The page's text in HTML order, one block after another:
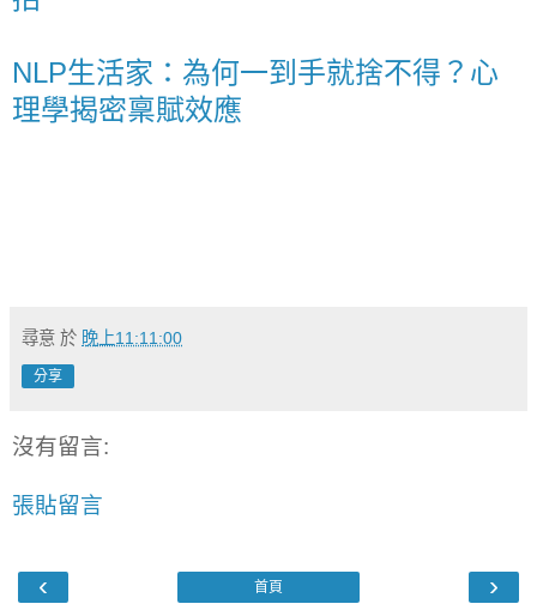
NLP生活家：為何一到手就捨不得？心
理學揭密稟賦效應
尋意 於 晚上11:11:00
分享
沒有留言:
張貼留言
‹ ›
首頁